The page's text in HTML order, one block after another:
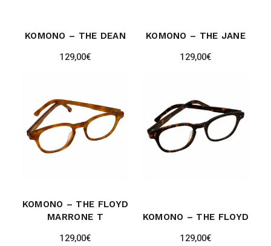
KOMONO – THE DEAN
129,00€
KOMONO – THE JANE
129,00€
KOMONO – THE FLOYD
MARRONE T
129,00€
KOMONO – THE FLOYD
129,00€